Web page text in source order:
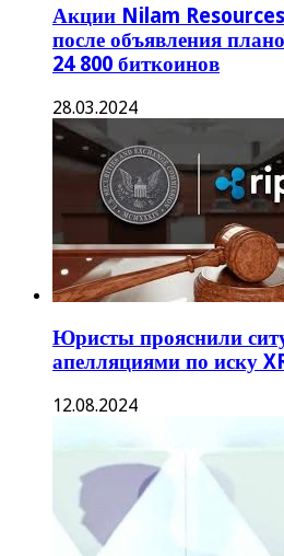
Акции Nilam
после объявления
24 800 биткоинов
28.03.2024
Юристы прояснили
апелляциями по иску
12.08.2024